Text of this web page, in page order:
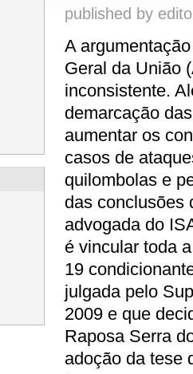
published by
A argumentação que sustenta o Parecer nº 001/2017 da Advocacia Geral da União (AGU), aprovado em julho por Temer, é falha e inconsistente. Além disso, a medida, que tenta colocar entraves à demarcação das Terras Indígenas no país, tem o potencial de aumentar os conflitos no campo, em um contexto de repetidos casos de ataques e violências contra os povos indígenas, quilombolas e pequenos agricultores no país. Estas são algumas das conclusões de artigo produzido por Juliana de Paula Batista, advogada do ISA, sobre o parecer.O objetivo da medida do governo é vincular toda a administração pública federal ao cumprimento das 19 condicionantes fixadas no julgamento da Petição nº 3.388, julgada pelo Supremo Tribunal Federal (STF) em 19 de março de 2009 e que decidiu sobre a demarcação da Terra Indígena (TI) Raposa Serra do Sol. Entre os retrocessos da medida estão a adoção da tese do marco temporal - segundo a qual só tem direito à terra os povos que a estivessem ocupando em outubro de 1988, data de promulgação da Constituição - e a impossibilidade de ampliar terras já demarcadas.Leia abaixo a íntegra do artigoFoi publicado no Diário Oficial da União de 20 de julho de 2017 a aprovação do presidente Michel Temer ao Parecer nº 001/2017, elaborado pelo consultor-geral da União substituto, André Rufino do Vale, e adotado pela advogada geral da União, Grace Maria Fernandes Mendonça. O objetivo da medida é vincular toda a administração pública federal ao cumprimento das 19 (dezenove) condicionantes fixadas no julgamento da Petição (Pet.) nº 3.388, julgada pelo Supremo Tribunal Federal (STF) em 19 de março de 2009 e que decidiu sobre a demarcação da Terra Indígena (TI) Raposa Serra do Sol.Segundo o Parecer, ao fixar as condicionantes ou “salvaguardas”, o STF teve a “deliberada intenção” de definir o regime jurídico para a interpretação dos artigos 231 e 232 da Constituição, que deveria ser aplicado “para todo e qualquer processo de demarcação de terras indígenas no Brasil”. Diz, ainda, que as condicionantes são “um parâmetro seguro para os processos demarcatórios das terras indígenas”, uma vez que a decisão do caso Raposa Serra do Sol “tem sido reafirmada em diversos outros julgamentos no próprio Supremo Tribunal Federal, tornando indubitável a consolidação e estabilização normativa das salvaguardas institucionais e dos demais parâmetros